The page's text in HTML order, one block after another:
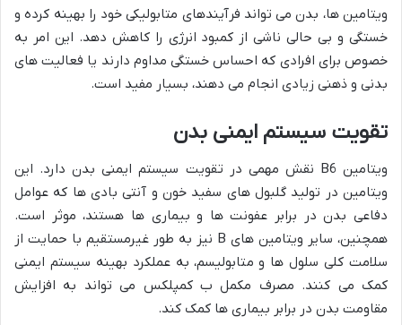
ویتامین ها، بدن می تواند فرآیندهای متابولیکی خود را بهینه کرده و
خستگی و بی حالی ناشی از کمبود انرژی را کاهش دهد. این امر به
خصوص برای افرادی که احساس خستگی مداوم دارند یا فعالیت های
بدنی و ذهنی زیادی انجام می دهند، بسیار مفید است.
تقویت سیستم ایمنی بدن
ویتامین B6 نقش مهمی در تقویت سیستم ایمنی بدن دارد. این
ویتامین در تولید گلبول های سفید خون و آنتی بادی ها که عوامل
دفاعی بدن در برابر عفونت ها و بیماری ها هستند، موثر است.
همچنین، سایر ویتامین های B نیز به طور غیرمستقیم با حمایت از
سلامت کلی سلول ها و متابولیسم، به عملکرد بهینه سیستم ایمنی
کمک می کنند. مصرف مکمل ب کمپلکس می تواند به افزایش
مقاومت بدن در برابر بیماری ها کمک کند.